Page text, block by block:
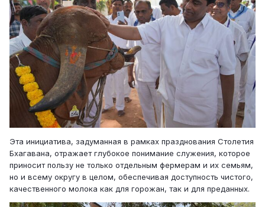
Эта инициатива, задуманная в рамках празднования Столетия
Бхагавана, отражает глубокое понимание служения, которое
приносит пользу не только отдельным фермерам и их семьям,
но и всему округу в целом, обеспечивая доступность чистого,
качественного молока как для горожан, так и для преданных.